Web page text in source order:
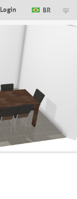
Login BR